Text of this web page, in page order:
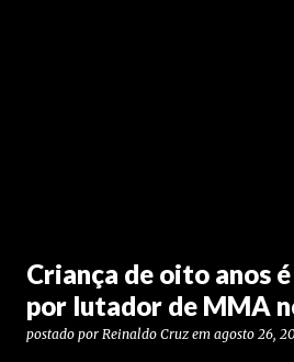
Criança de oito anos
por lutador de MMA
postado por Reinaldo Cruz em agosto 26,